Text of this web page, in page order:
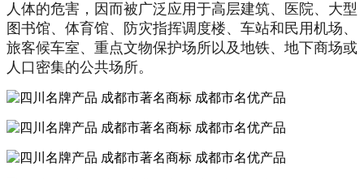
人体的危害，因而被广泛应用于高层建筑、医院、大型
图书馆、体育馆、防灾指挥调度楼、车站和民用机场、
旅客候车室、重点文物保护场所以及地铁、地下商场或
人口密集的公共场所。